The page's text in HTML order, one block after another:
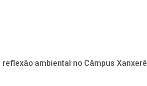
ambiental no Câmpus Xanxerê